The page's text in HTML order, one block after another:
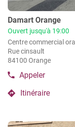
informations
Point
de
vente
:
Damart Orange
Ouvert jusqu'à 19:00
Centre commercial
Rue cinsault
84100 Orange
Appeler
Afficher
le
numéro
du
Itinéraire
jusqu'au